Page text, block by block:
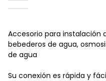
Accesorio para instalación
bebederos de agua,
de agua
Su conexión es rápida y